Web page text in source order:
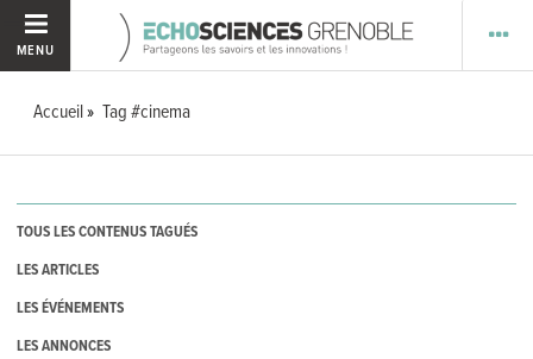
MENU
Accueil Tag #cinema
TOUS LES CONTENUS TAGUÉS
LES ARTICLES
LES ÉVÉNEMENTS
LES ANNONCES